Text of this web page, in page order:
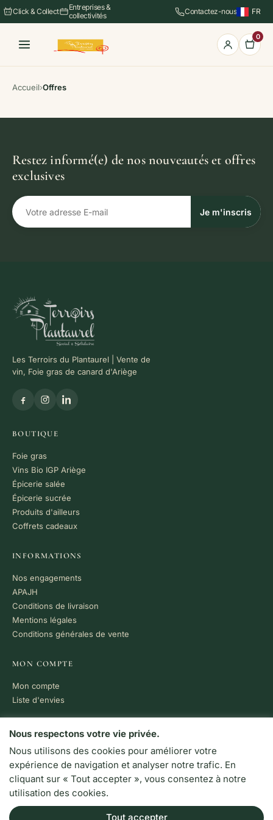
Click & Collect
Entreprises &
collectivités
Contactez-nous
FR
EN
ES
0
Accueil›Offres
Restez informé(e) de nos nouveautés et offres
exclusives
Je m'inscris
Les Terroirs du Plantaurel | Vente de
vin, Foie gras de canard d'Ariège
BOUTIQUE
Foie gras
Vins Bio IGP Ariège
Épicerie salée
Épicerie sucrée
Produits d'ailleurs
Coffrets cadeaux
INFORMATIONS
Nos engagements
APAJH
Conditions de livraison
Mentions légales
Conditions générales de vente
MON COMPTE
Mon compte
Liste d'envies
PAIEMENT 100% SÉCURISÉ
VISA MC CB
LIVRAISON RAPIDE
Colissimo · Chronopost
Nous respectons votre vie privée.
Nous utilisons des cookies pour améliorer votre
expérience de navigation et analyser notre trafic. En
cliquant sur « Tout accepter », vous consentez à notre
utilisation des cookies.
Tout accepter